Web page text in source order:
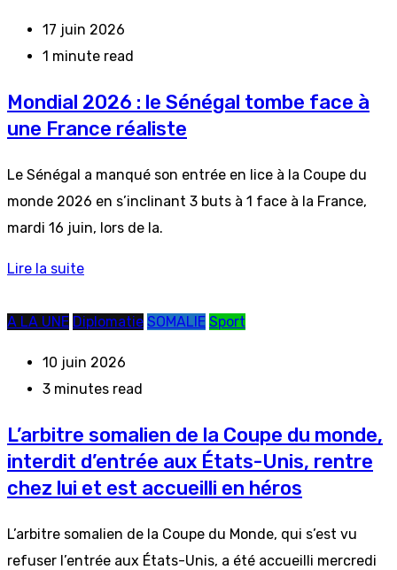
17 juin 2026
1 minute read
Mondial 2026 : le Sénégal tombe face à
une France réaliste
Le Sénégal a manqué son entrée en lice à la Coupe du
monde 2026 en s’inclinant 3 buts à 1 face à la France,
mardi 16 juin, lors de la.
Lire la suite
A LA UNE Diplomatie SOMALIE Sport
10 juin 2026
3 minutes read
L’arbitre somalien de la Coupe du monde,
interdit d’entrée aux États-Unis, rentre
chez lui et est accueilli en héros
L’arbitre somalien de la Coupe du Monde, qui s’est vu
refuser l’entrée aux États-Unis, a été accueilli mercredi